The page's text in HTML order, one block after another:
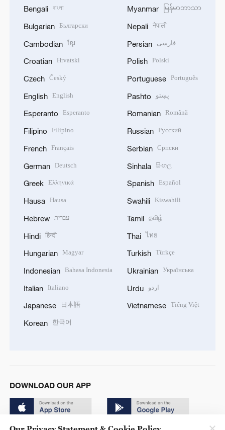
Bengali বাংলা
Bulgarian Български
Cambodian ខ្មែរ
Croatian Hrvatski
Czech Český
English English
Esperanto Esperanto
Filipino Filipino
French Français
German Deutsch
Greek Ελληνικά
Hausa Hausa
Hebrew עברית
Hindi हिन्दी
Hungarian Magyar
Indonesian Bahasa Indonesia
Italian Italiano
Japanese 日本語
Korean 한국어
Myanmar မြန်မာဘာသာ
Nepali नेपाली
Persian فارسی
Polish Polski
Portuguese Português
Pashto پښتو
Romanian Română
Russian Русский
Serbian Српски
Sinhala සිංහල
Spanish Español
Swahili Kiswahili
Tamil தமிழ்
Thai ไทย
Turkish Türkçe
Ukrainian Українська
Urdu اردو
Vietnamese Tiếng Việt
DOWNLOAD OUR APP